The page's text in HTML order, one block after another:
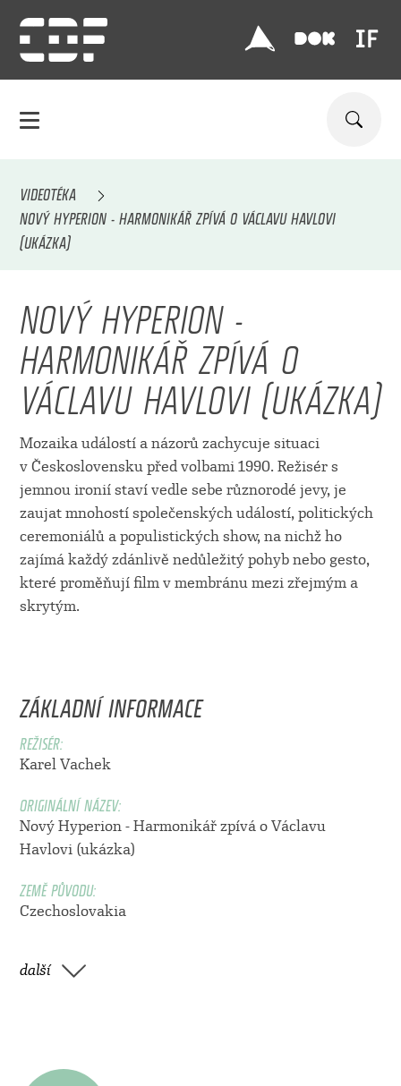
VIDEOTÉKA
NOVÝ HYPERION - HARMONIKÁŘ ZPÍVÁ O VÁCLAVU HAVLOVI
(UKÁZKA)
NOVÝ HYPERION -
HARMONIKÁŘ ZPÍVÁ O
VÁCLAVU HAVLOVI (UKÁZKA)
Mozaika událostí a názorů zachycuje situaci
v Československu před volbami 1990. Režisér s
jemnou ironií staví vedle sebe různorodé jevy, je
zaujat mnohostí společenských událostí, politických
ceremoniálů a populistických show, na nichž ho
zajímá každý zdánlivě nedůležitý pohyb nebo gesto,
které proměňují film v membránu mezi zřejmým a
skrytým.
ZÁKLADNÍ INFORMACE
REŽISÉR:
Karel Vachek
ORIGINÁLNÍ NÁZEV:
Nový Hyperion - Harmonikář zpívá o Václavu
Havlovi (ukázka)
ZEMĚ PŮVODU:
Czechoslovakia
další